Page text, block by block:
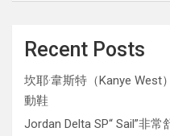
Recent Posts
坎耶·韋斯特（Kanye
動鞋
Jordan Delta SP“ Sail”非常